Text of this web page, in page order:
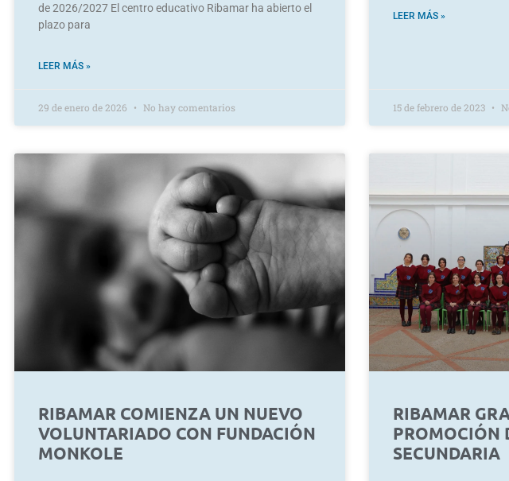
de 2026/2027 El centro educativo Ribamar ha abierto el
plazo para
LEER MÁS »
29 de enero de 2026 No hay comentarios
LEER MÁS »
15 de febrero de 2023
RIBAMAR COMIENZA UN NUEVO
VOLUNTARIADO CON FUNDACIÓN
MONKOLE
RIBAMAR
PROMOCIÓN
SECUNDARIA